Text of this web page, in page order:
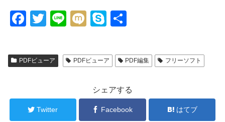
F
c
e
o
o
T
tt
er
Li
e
M
S
p
e
PDFビューア PDFビューア PDF編集 フリーソフト
シェアする
Twitter Facebook はてブ